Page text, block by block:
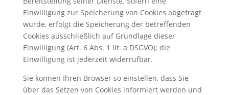
Einwilligung zur Speicherung von Cookies abgefragt
wurde, erfolgt die Speicherung der betreffenden
Cookies ausschließlich auf Grundlage dieser
Einwilligung (Art. 6 Abs. 1 lit. a DSGVO); die
Einwilligung ist jederzeit widerrufbar.
Sie können Ihren Browser so einstellen, dass Sie
über das Setzen von Cookies informiert werden und